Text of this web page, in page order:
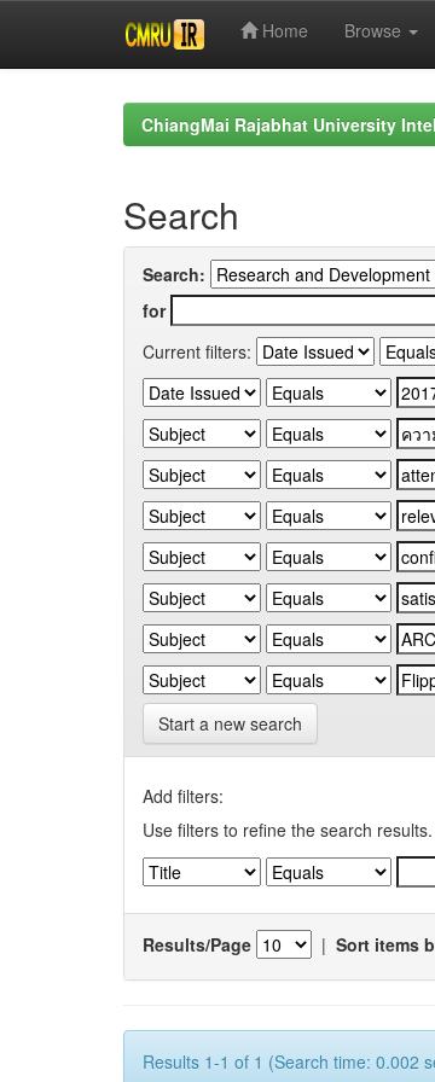
Home Browse
ChiangMai Rajabhat University
Search
Search:
for
Current filters:
Start a new search
Add filters:
Use filters to refine the search results.
Results/Page | Sort items
Results 1-1 of 1 (Search time: 0.002